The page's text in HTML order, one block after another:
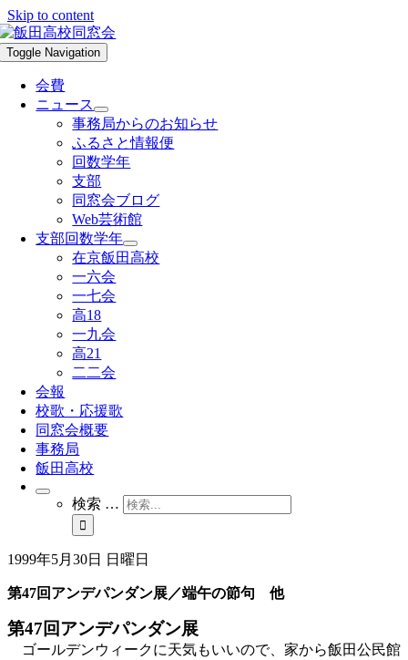
Skip to content
Toggle Navigation
会費
ニュース
事務局からのお知らせ
ふるさと情報便
回数学年
支部
同窓会ブログ
Web芸術館
支部回数学年
在京飯田高校
一六会
一七会
高18
一九会
高21
二二会
会報
校歌・応援歌
同窓会概要
事務局
飯田高校
検索 …
1999年5月30日 日曜日
第47回アンデパンダン展／端午の節句 他
第47回アンデパンダン展
ゴールデンウィークに天気もいいので、家から飯田公民館